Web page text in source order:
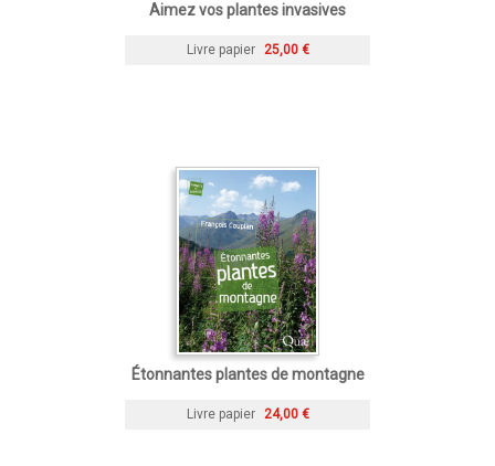
Aimez vos plantes invasives
Livre papier 25,00 €
Étonnantes plantes de montagne
Livre papier 24,00 €